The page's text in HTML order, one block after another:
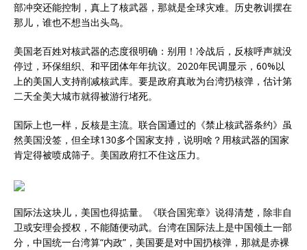
部冲突还能控制，真上了核武器，那就是全球灾难。历史教训摆在
那儿，谁也不想当出头鸟。
美国老百姓对核武器的态度很明确：别用！冷战后，反核呼声就没
停过，环保组织、和平团体年年抗议。2020年民调显示，60%以
上的美国人支持削减核武库。要是政府真敢为台湾扔核弹，估计第
二天全美大城市就得被游行堵死。
国际上也一样，反核是主流。联合国通过的《禁止核武器条约》虽
然美国没签，但全球130多个国家支持，说明啥？用核武器的国家
肯定得被喷成筛子。美国政府扛不住这压力。
国际法这块儿，美国也得掂量。《联合国宪章》说得清楚，除非自
卫或安理会授权，不能随便动武。台湾在国际法上是中国领土一部
分，中国统一台湾算“内政”，美国要是对中国扔核弹，那就是赤裸